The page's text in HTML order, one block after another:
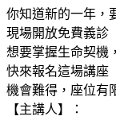
你知道新的一年，
現場開放免費義診
想要掌握生命契機
快來報名這場講座
機會難得，座位有
【主講人】：